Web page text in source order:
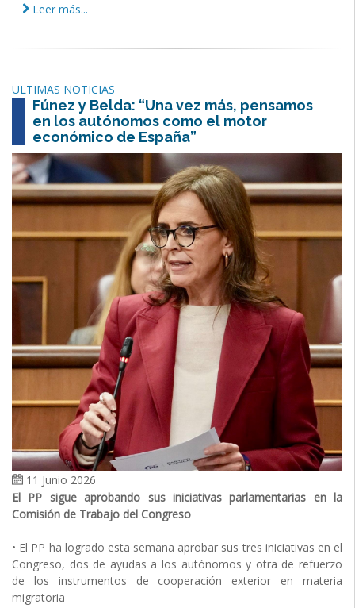
Leer más...
ULTIMAS NOTICIAS
Fúnez y Belda: “Una vez más, pensamos
en los autónomos como el motor
económico de España”
11 Junio 2026
El PP sigue aprobando sus iniciativas parlamentarias en la
Comisión de Trabajo del Congreso
• El PP ha logrado esta semana aprobar sus tres iniciativas en el
Congreso, dos de ayudas a los autónomos y otra de refuerzo
de los instrumentos de cooperación exterior en materia
migratoria